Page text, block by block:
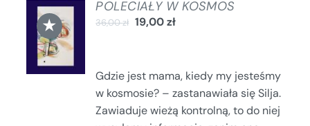
★
DODAJ
DO
KOSZYKA
/
SZCZEGÓŁY
POLECIAŁY W KOSMOS
36,00zł 19,00zł
Gdzie jest mama, kiedy my jesteśmy
w kosmosie? – zastanawiała się Silja.
Zawiaduje wieżą kontrolną, to do niej